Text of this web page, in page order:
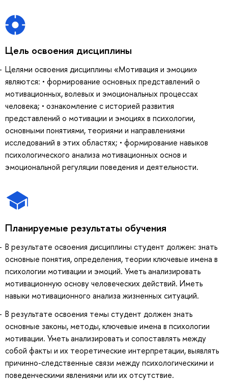
Цель освоения дисциплины
Целями освоения дисциплины «Мотивация и эмоции»
являются: • формирование основных представлений о
мотивационных, волевых и эмоциональных процессах
человека; • ознакомление с историей развития
представлений о мотивации и эмоциях в психологии,
основными понятиями, теориями и направлениями
исследований в этих областях; • формирование навыков
психологического анализа мотивационных основ и
эмоциональной регуляции поведения и деятельности.
Планируемые результаты обучения
В результате освоения дисциплины студент должен: знать
основные понятия, определения, теории ключевые имена в
психологии мотивации и эмоций. Уметь анализировать
мотивационную основу человеческих действий. Иметь
навыки мотивационного анализа жизненных ситуаций.
В результате освоения темы студент должен знать
основные законы, методы, ключевые имена в психологии
мотивации. Уметь анализировать и сопоставлять между
собой факты и их теоретические интерпретации, выявлять
причинно-следственные связи между психологическими и
поведенческими явлениями или их отсутствие.